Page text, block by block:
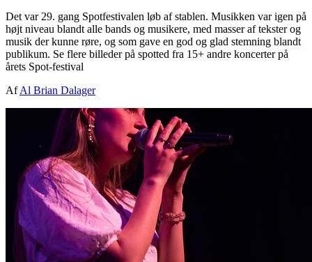
Det var 29. gang Spotfestivalen løb af stablen. Musikken var igen på
højt niveau blandt alle bands og musikere, med masser af tekster og
musik der kunne røre, og som gave en god og glad stemning blandt
publikum. Se flere billeder på spotted fra 15+ andre koncerter på
årets Spot-festival
AfAl Brian Dalager